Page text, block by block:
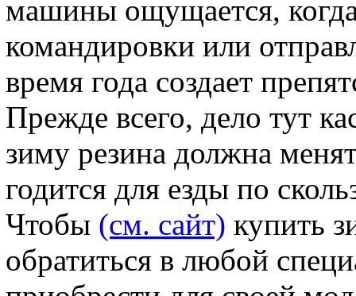
машины ощущается,
командировки или
время года создает
Прежде всего, дело тут
зиму резина должна
годится для езды по
Чтобы (см. сайт) купить
обратиться в любой